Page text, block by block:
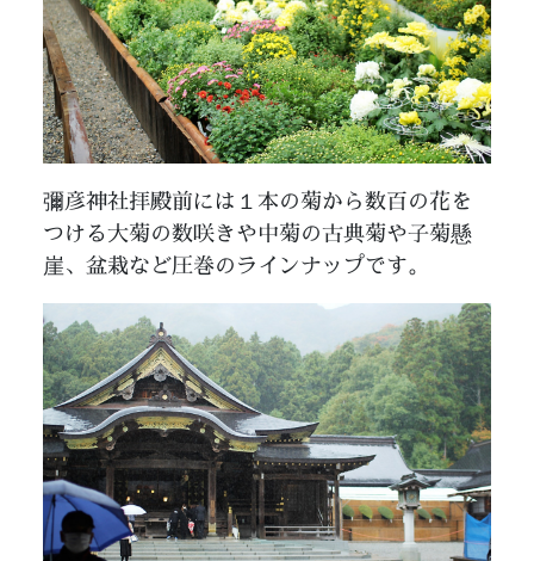
彌彦神社拝殿前には１本の菊から数百の花を
つける大菊の数咲きや中菊の古典菊や子菊懸
崖、盆栽など圧巻のラインナップです。